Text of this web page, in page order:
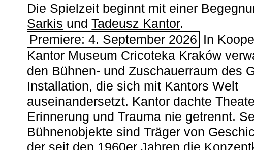
Die Spielzeit beginnt mit einer
Sarkis undTadeusz Kantor.
Premiere: 4. September 2026 In
Kantor Museum Cricoteka Kraków
den Bühnen- und Zuschauerraum des
Installation, die sich mit Kantors Welt
auseinandersetzt. Kantor dachte
Erinnerung und Trauma nie getrennt.
Bühnenobjekte sind Träger von
der seit den 1960er Jahren die